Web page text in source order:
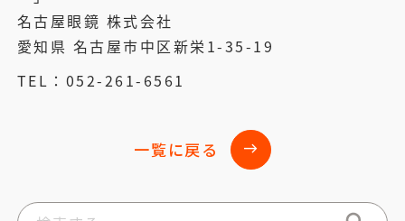
名古屋眼鏡 株式会社
愛知県 名古屋市中区新栄1-35-19
TEL：052-261-6561
一覧に戻る east